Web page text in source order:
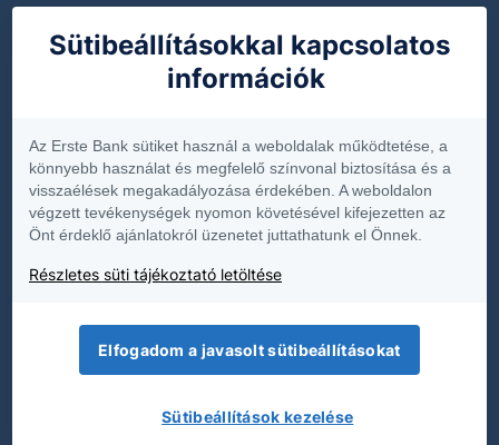
Dokumentumok
Hirdetmények
Közzétételek
Fenntarthatóság
Termékek
Sütibeállításokkal kapcsolatos
információk
Az Erste Bank sütiket használ a weboldalak működtetése, a
könnyebb használat és megfelelő színvonal biztosítása és a
visszaélések megakadályozása érdekében. A weboldalon
végzett tevékenységek nyomon követésével kifejezetten az
Önt érdeklő ajánlatokról üzenetet juttathatunk el Önnek.
Részletes süti tájékoztató letöltése
Elfogadom a javasolt sütibeállításokat
Sütibeállítások kezelése